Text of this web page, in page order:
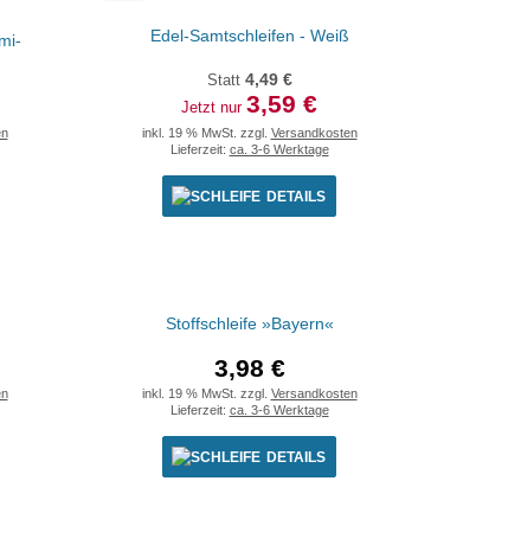
Edel-Samtschleifen - Weiß
Statt 4,49 €
Jetzt nur 3,59 €
inkl. 19 % MwSt. zzgl. Versandkosten
Lieferzeit: ca. 3-6 Werktage
DETAILS
Stoffschleife »Bayern«
3,98 €
inkl. 19 % MwSt. zzgl. Versandkosten
Lieferzeit: ca. 3-6 Werktage
DETAILS